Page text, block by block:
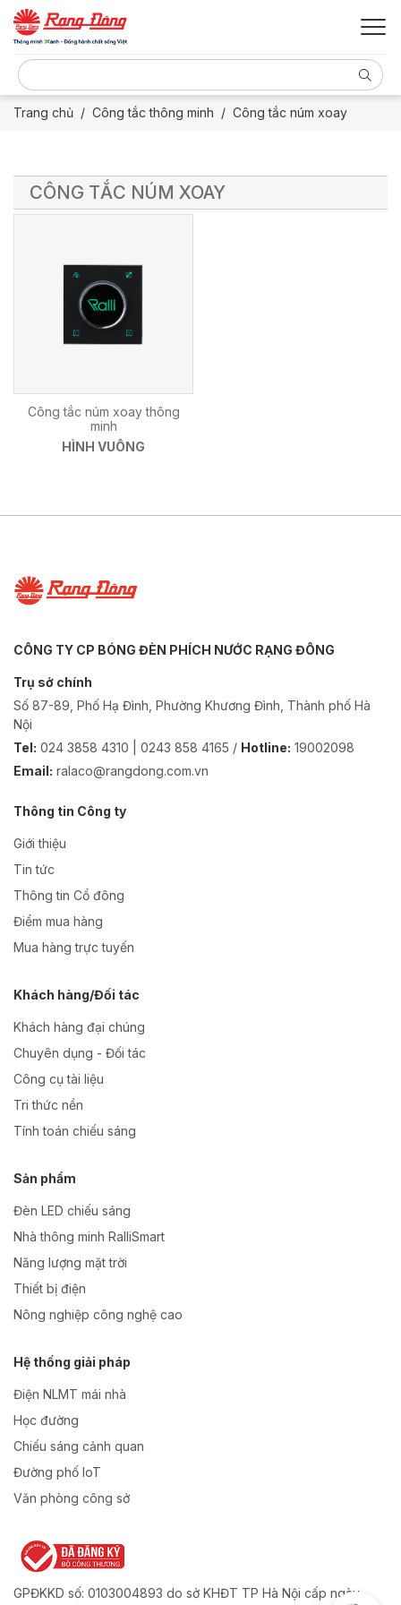
Trang chủ Công tắc thông minh Công tắc núm xoay
CÔNG TẮC NÚM XOAY
Công tắc núm xoay thông
minh
HÌNH VUÔNG
CÔNG TY CP BÓNG ĐÈN PHÍCH NƯỚC RẠNG ĐÔNG
Trụ sở chính
Số 87-89, Phố Hạ Đình, Phường Khương Đình, Thành phố Hà
Nội
Tel: 024 3858 4310 | 0243 858 4165 / Hotline: 19002098
Email: ralaco@rangdong.com.vn
Thông tin Công ty
Giới thiệu
Tin tức
Thông tin Cổ đông
Điểm mua hàng
Mua hàng trực tuyến
Khách hàng/Đối tác
Khách hàng đại chúng
Chuyên dụng - Đối tác
Công cụ tài liệu
Tri thức nền
Tính toán chiếu sáng
Sản phẩm
Đèn LED chiếu sáng
Nhà thông minh RalliSmart
Năng lượng mặt trời
Thiết bị điện
Nông nghiệp công nghệ cao
Hệ thống giải pháp
Điện NLMT mái nhà
Học đường
Chiếu sáng cảnh quan
Đường phố IoT
Văn phòng công sở
GPĐKKD số: 0103004893 do sở KHĐT TP Hà Nội cấp ngày